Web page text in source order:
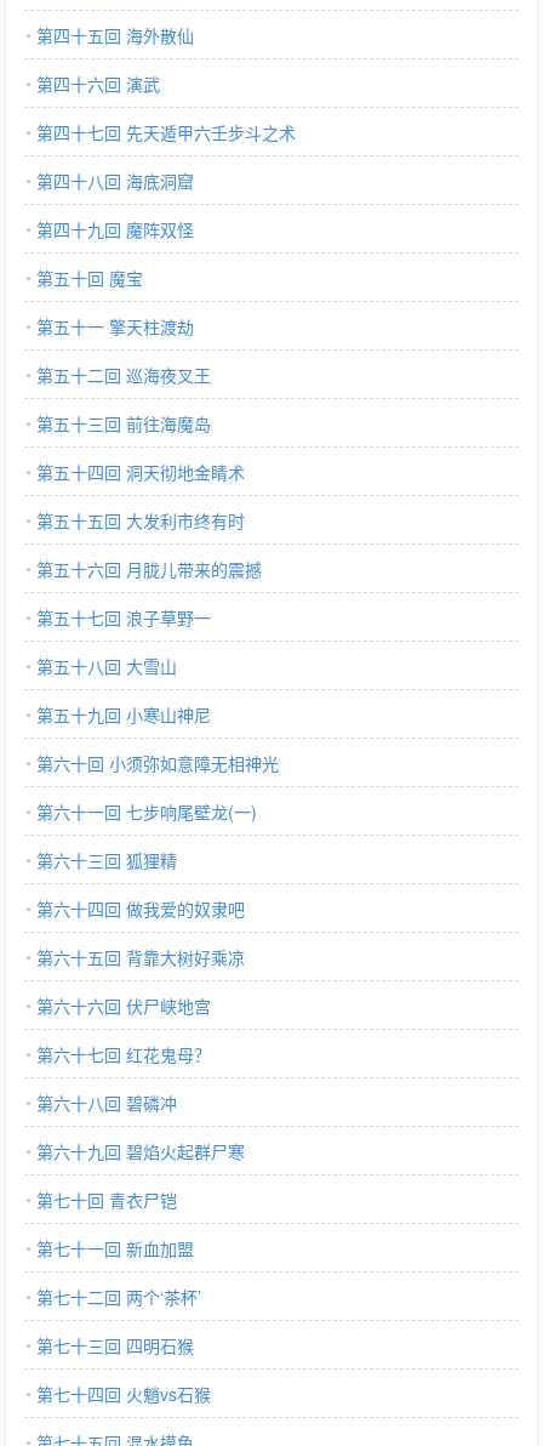
第四十五回 海外散仙
第四十六回 演武
第四十七回 先天遁甲六壬步斗之术
第四十八回 海底洞窟
第四十九回 魔阵双怪
第五十回 魔宝
第五十一 擎天柱渡劫
第五十二回 巡海夜叉王
第五十三回 前往海魔岛
第五十四回 洞天彻地金睛术
第五十五回 大发利市终有时
第五十六回 月胧儿带来的震撼
第五十七回 浪子草野一
第五十八回 大雪山
第五十九回 小寒山神尼
第六十回 小须弥如意障无相神光
第六十一回 七步响尾壁龙(一)
第六十三回 狐狸精
第六十四回 做我爱的奴隶吧
第六十五回 背靠大树好乘凉
第六十六回 伏尸峡地宫
第六十七回 红花鬼母？
第六十八回 碧磷冲
第六十九回 碧焰火起群尸寒
第七十回 青衣尸铠
第七十一回 新血加盟
第七十二回 两个‘茶杯’
第七十三回 四明石猴
第七十四回 火魈vs石猴